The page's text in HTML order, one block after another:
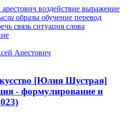
арестович воздействие выражение
образы обучение перевод
связь ситуация слова
Арестович
[Юлия Шустрая]
- формулирование и